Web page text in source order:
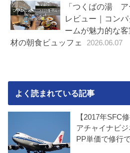
「つくばの湯
レビュー｜コン
ームが魅力的な
材の朝食ビュッフェ
2026.06.07
よく読まれている記事
【2017年SFC
アチャイナビ
PP単価で修行